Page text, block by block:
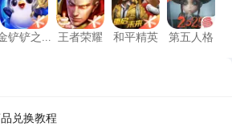
铲铲之
王者荣耀 和平精英 第五人格
兑换教程